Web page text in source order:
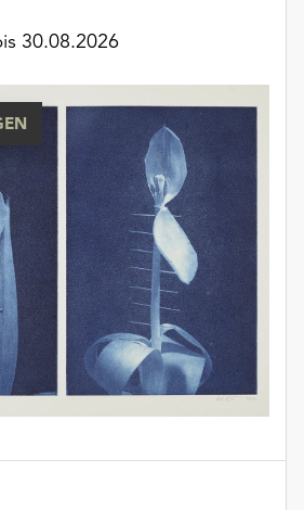
30.08.2026